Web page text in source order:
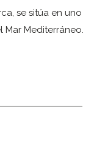
se sitúa en uno
Mediterráneo.